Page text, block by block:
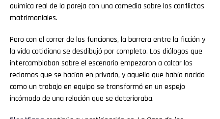
química real de la pareja con una comedia sobre los conflictos
matrimoniales.
Pero con el correr de las funciones, la barrera entre la ficción y
la vida cotidiana se desdibujó por completo. Los diálogos que
intercambiaban sobre el escenario empezaron a calcar los
reclamos que se hacían en privado, y aquello que había nacido
como un trabajo en equipo se transformó en un espejo
incómodo de una relación que se deterioraba.